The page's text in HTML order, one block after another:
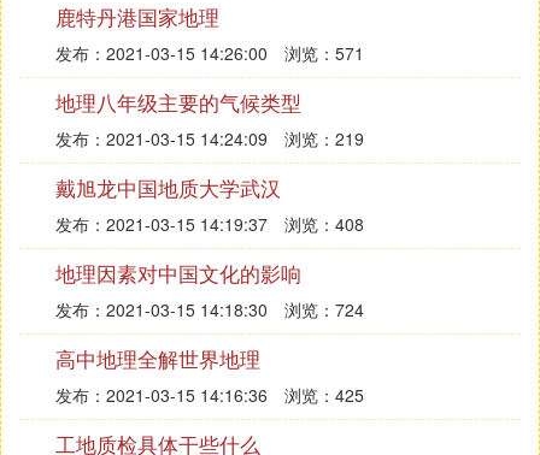
（2）几处早莺争暖树， 。
（3）历代诗人留下了无数吟咏花草的名句。如：白
居易《钱塘湖春行》中的“ ， 。”现代名家又何尝逊
色，如朱自清《春》中的“小草偷偷地从土里钻出
来， ， 。”写尽了春草的活力、质感和颜色。
（4）孔子曰：“ ， 。”我们在学习中要善于思考，要
学会用脑筋学习。只有把学和思真正地结合起来，才
能收到事半功倍的效果。
（5）“怎么，不高兴我来吗？”分别了多年的好友，如
今笑盈盈地站在我面前开玩笑。我紧紧握住他的手，
激动地说：“怎么会，孔子云： ‘ ， ？’我高兴还来不
及呢！”（填《论语》中的句子）
（6）曹操《龟虽寿》中表达诗人雄心壮志的千古名
句是“ ，
； ， 。”
鹿特丹港国家地理
发布：2021-03-15 14:26:00 浏览：571
地理八年级主要的气候类型
发布：2021-03-15 14:24:09 浏览：219
戴旭龙中国地质大学武汉
发布：2021-03-15 14:19:37 浏览：408
地理因素对中国文化的影响
发布：2021-03-15 14:18:30 浏览：724
高中地理全解世界地理
发布：2021-03-15 14:16:36 浏览：425
工地质检具体干些什么